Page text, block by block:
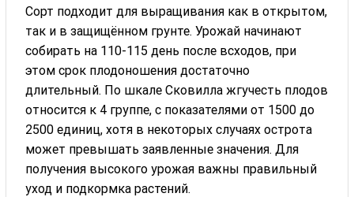
Сорт подходит для выращивания как в открытом,
так и в защищённом грунте. Урожай начинают
собирать на 110-115 день после всходов, при
этом срок плодоношения достаточно
длительный. По шкале Сковилла жгучесть плодов
относится к 4 группе, с показателями от 1500 до
2500 единиц, хотя в некоторых случаях острота
может превышать заявленные значения. Для
получения высокого урожая важны правильный
уход и подкормка растений.